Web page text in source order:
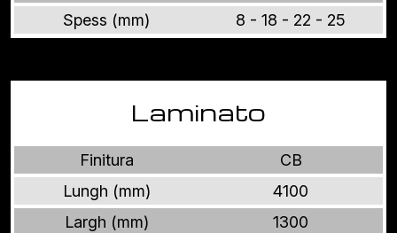
Spess (mm)
8 - 18 - 22 - 25
Laminato
Finitura
CB
Lungh (mm)
4100
Largh (mm)
1300